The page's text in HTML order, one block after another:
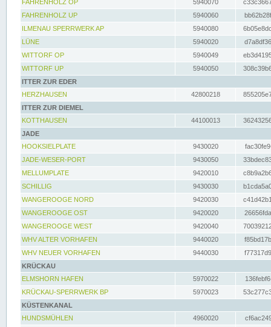
FAHRENHOLZ OP
5940070
FAHRENHOLZ UP
5940060
ILMENAU SPERRWERK AP
5940080
LÜNE
5940020
WITTORF OP
5940049
WITTORF UP
5940050
ITTER ZUR EDER
HERZHAUSEN
42800218
ITTER ZUR DIEMEL
KOTTHAUSEN
44100013
JADE
HOOKSIELPLATE
9430020
JADE-WESER-PORT
9430050
MELLUMPLATE
9420010
SCHILLIG
9430030
WANGEROOGE NORD
9420030
WANGEROOGE OST
9420020
WANGEROOGE WEST
9420040
WHV ALTER VORHAFEN
9440020
WHV NEUER VORHAFEN
9440030
KRÜCKAU
ELMSHORN HAFEN
5970022
KRÜCKAU-SPERRWERK BP
5970023
KÜSTENKANAL
HUNDSMÜHLEN
4960020